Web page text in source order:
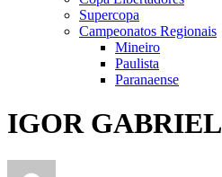
Supercopa
Campeonatos Regionais
Mineiro
Paulista
Paranaense
IGOR GABRIEL